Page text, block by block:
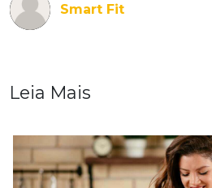
Smart Fit
Leia Mais